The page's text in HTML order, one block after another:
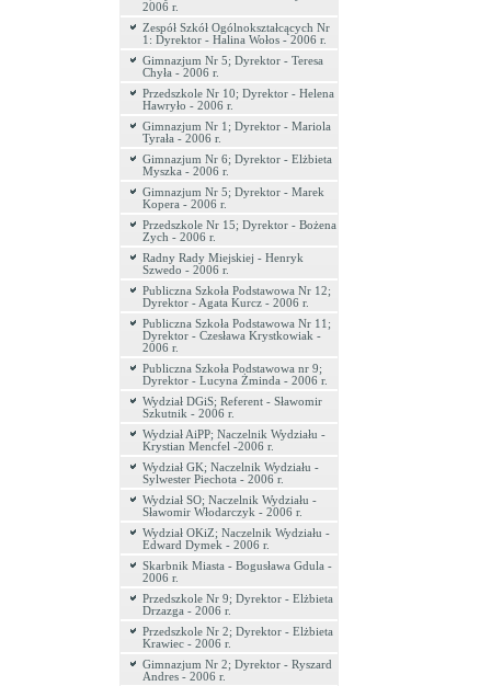
2006 r.
Zespół Szkół Ogólnokształcących Nr
1: Dyrektor - Halina Wołos - 2006 r.
Gimnazjum Nr 5; Dyrektor - Teresa
Chyła - 2006 r.
Przedszkole Nr 10; Dyrektor - Helena
Hawryło - 2006 r.
Gimnazjum Nr 1; Dyrektor - Mariola
Tyrała - 2006 r.
Gimnazjum Nr 6; Dyrektor - Elżbieta
Myszka - 2006 r.
Gimnazjum Nr 5; Dyrektor - Marek
Kopera - 2006 r.
Przedszkole Nr 15; Dyrektor - Bożena
Zych - 2006 r.
Radny Rady Miejskiej - Henryk
Szwedo - 2006 r.
Publiczna Szkoła Podstawowa Nr 12;
Dyrektor - Agata Kurcz - 2006 r.
Publiczna Szkoła Podstawowa Nr 11;
Dyrektor - Czesława Krystkowiak -
2006 r.
Publiczna Szkoła Podstawowa nr 9;
Dyrektor - Lucyna Żminda - 2006 r.
Wydział DGiS; Referent - Sławomir
Szkutnik - 2006 r.
Wydział AiPP; Naczelnik Wydziału -
Krystian Mencfel -2006 r.
Wydział GK; Naczelnik Wydziału -
Sylwester Piechota - 2006 r.
Wydział SO; Naczelnik Wydziału -
Sławomir Włodarczyk - 2006 r.
Wydział OKiZ; Naczelnik Wydziału -
Edward Dymek - 2006 r.
Skarbnik Miasta - Bogusława Gdula -
2006 r.
Przedszkole Nr 9; Dyrektor - Elżbieta
Drzazga - 2006 r.
Przedszkole Nr 2; Dyrektor - Elżbieta
Krawiec - 2006 r.
Gimnazjum Nr 2; Dyrektor - Ryszard
Andres - 2006 r.